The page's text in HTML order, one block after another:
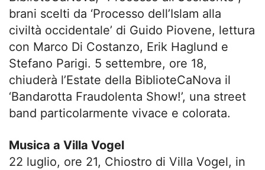
brani scelti da ‘Processo dell’Islam alla
civiltà occidentale’ di Guido Piovene, lettura
con Marco Di Costanzo, Erik Haglund e
Stefano Parigi. 5 settembre, ore 18,
chiuderà l’Estate della BiblioteCaNova il
‘Bandarotta Fraudolenta Show!’, una street
band particolarmente vivace e colorata.
Musica a Villa Vogel
22 luglio, ore 21, Chiostro di Villa Vogel, in